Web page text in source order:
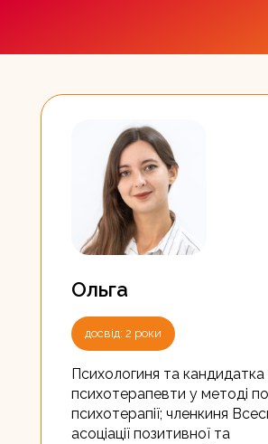
Ольга
досвід: 2 роки
Психологиня та кандидатка
психотерапевти у методі
психотерапії; членкиня
асоціації позитивної та